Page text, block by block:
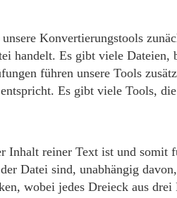
Konvertierungstools
handelt. Es gibt viele Dateien,
führen unsere Tools
Es gibt viele Tools, die
Inhalt reiner Text ist und somit
Datei sind, unabhängig
wobei jedes Dreieck aus drei